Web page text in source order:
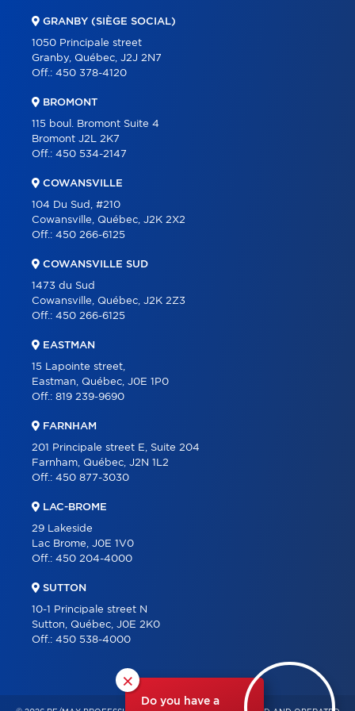
×
Do you have a
ABOUT
PARTNERS
CONTACT
GRANBY (SIÈGE SOCIAL)
1050 Principale street
Granby, Québec, J2J 2N7
Off.: 450 378-4120
BROMONT
115 boul. Bromont Suite 4
Bromont J2L 2K7
Off.: 450 534-2147
COWANSVILLE
104 Du Sud, #210
Cowansville, Québec, J2K 2X2
Off.: 450 266-6125
COWANSVILLE SUD
1473 du Sud
Cowansville, Québec, J2K 2Z3
Off.: 450 266-6125
EASTMAN
15 Lapointe street,
Eastman, Québec, J0E 1P0
Off.: 819 239-9690
FARNHAM
201 Principale street E, Suite 204
Farnham, Québec, J2N 1L2
Off.: 450 877-3030
LAC-BROME
29 Lakeside
Lac Brome, J0E 1V0
Off.: 450 204-4000
SUTTON
10-1 Principale street N
Sutton, Québec, J0E 2K0
Off.: 450 538-4000